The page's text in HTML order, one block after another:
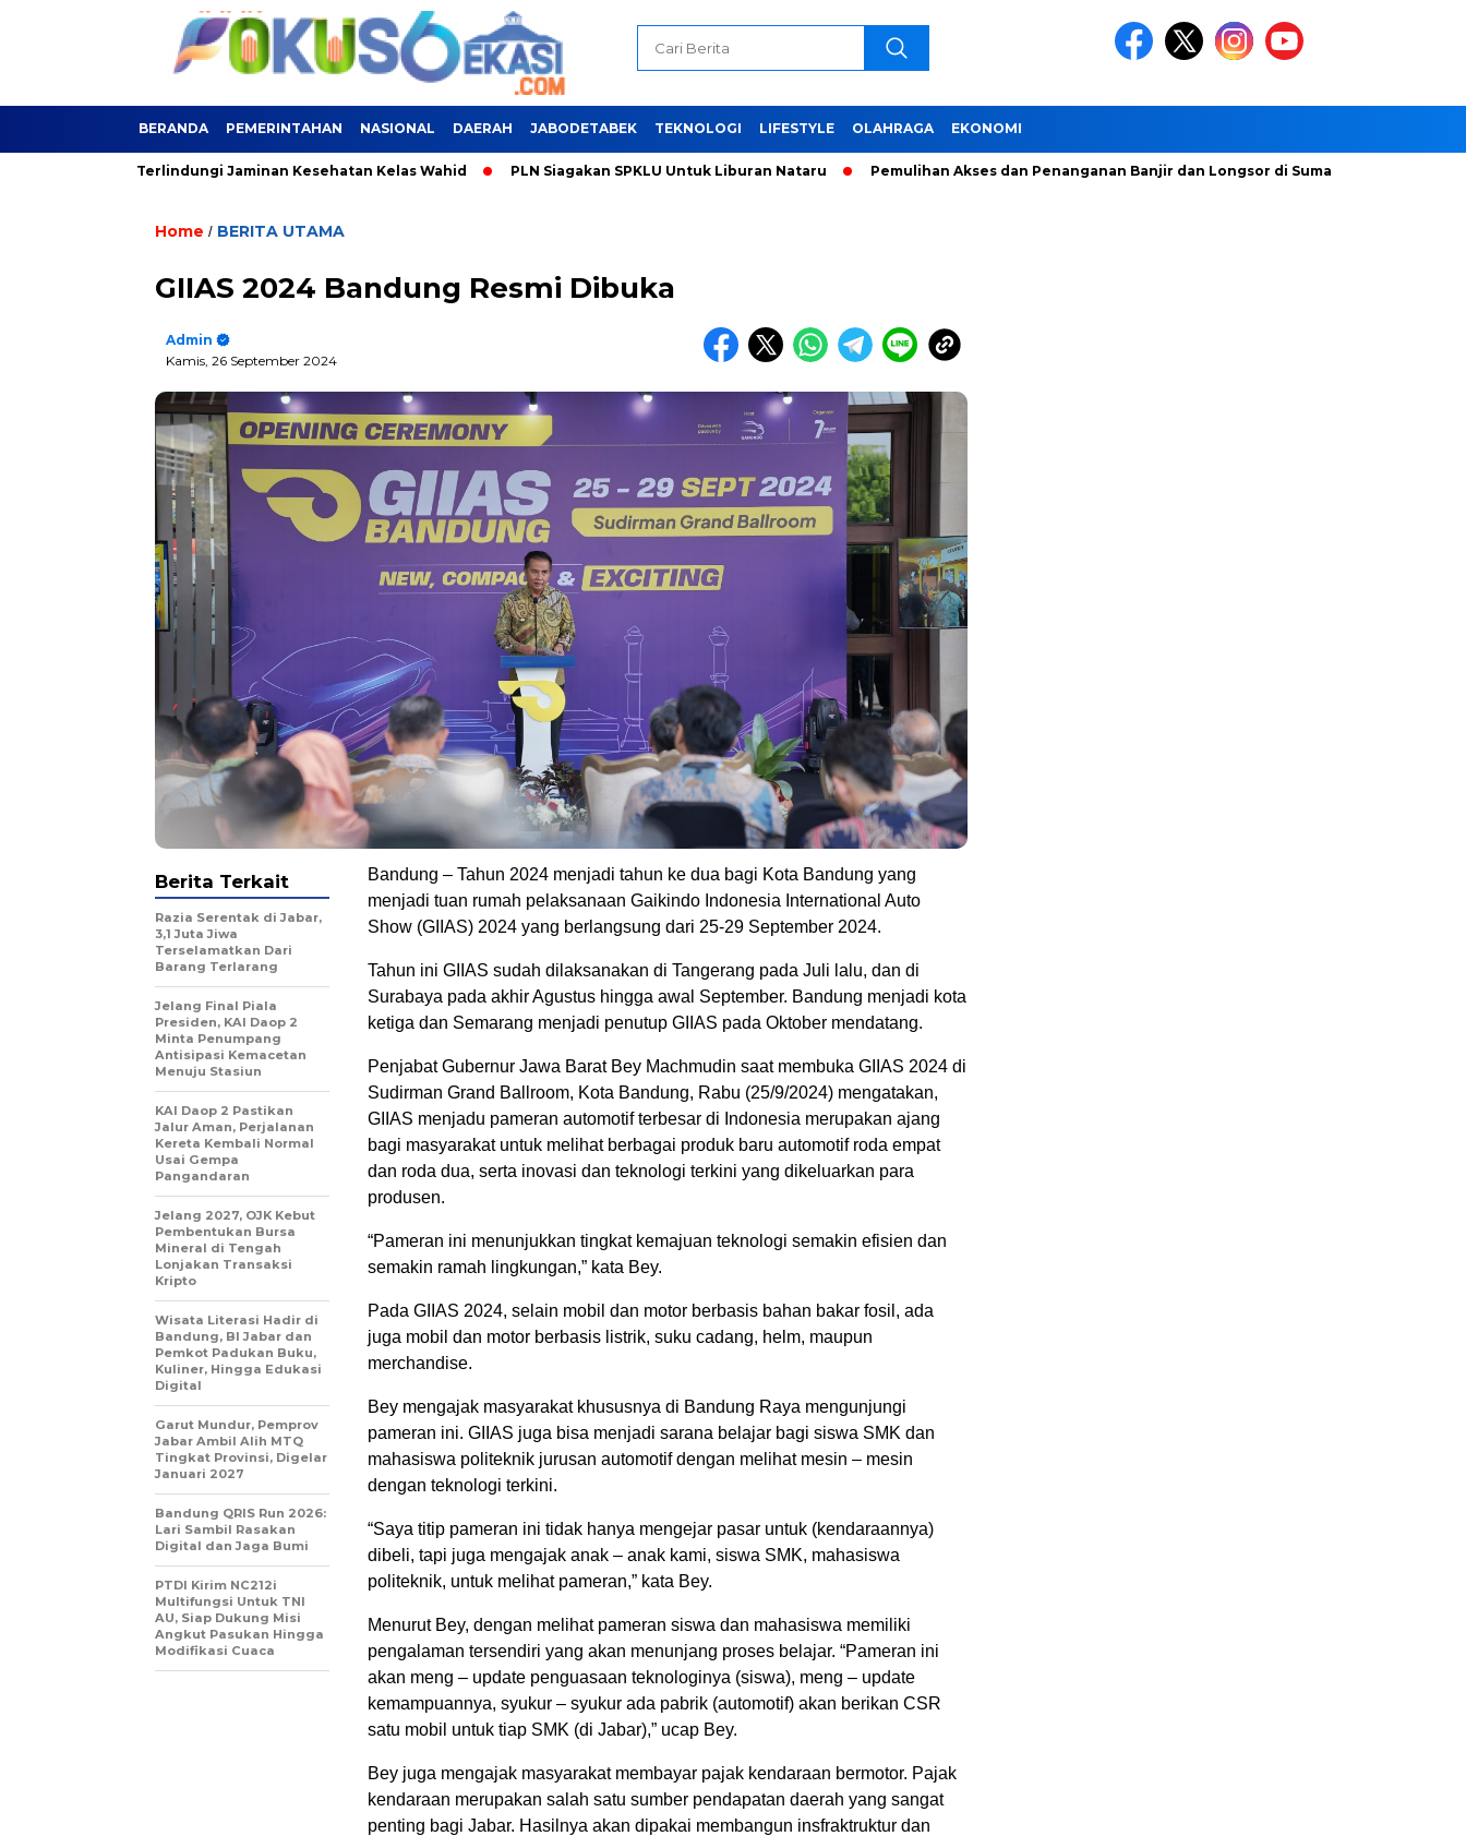
BERANDA PEMERINTAHAN NASIONAL DAERAH JABODETABEK TEKNOLOGI LIFESTYLE OLAHRAGA EKONOMI
Kini Terlindungi Jaminan Kesehatan Kelas Wahid PLN Siagakan SPKLU Untuk Liburan Nataru Pemulihan Akses dan Penanganan Banjir dan Longsor di Sumatera Utara Dipercepat
Home / BERITA UTAMA
GIIAS 2024 Bandung Resmi Dibuka
Admin
Kamis, 26 September 2024
Bandung – Tahun 2024 menjadi tahun ke dua bagi Kota Bandung yang
menjadi tuan rumah pelaksanaan Gaikindo Indonesia International Auto
Show (GIIAS) 2024 yang berlangsung dari 25-29 September 2024.
Tahun ini GIIAS sudah dilaksanakan di Tangerang pada Juli lalu, dan di
Surabaya pada akhir Agustus hingga awal September. Bandung menjadi kota
ketiga dan Semarang menjadi penutup GIIAS pada Oktober mendatang.
Penjabat Gubernur Jawa Barat Bey Machmudin saat membuka GIIAS 2024 di
Sudirman Grand Ballroom, Kota Bandung, Rabu (25/9/2024) mengatakan,
GIIAS menjadu pameran automotif terbesar di Indonesia merupakan ajang
bagi masyarakat untuk melihat berbagai produk baru automotif roda empat
dan roda dua, serta inovasi dan teknologi terkini yang dikeluarkan para
produsen.
“Pameran ini menunjukkan tingkat kemajuan teknologi semakin efisien dan
semakin ramah lingkungan,” kata Bey.
Pada GIIAS 2024, selain mobil dan motor berbasis bahan bakar fosil, ada
juga mobil dan motor berbasis listrik, suku cadang, helm, maupun
merchandise.
Bey mengajak masyarakat khususnya di Bandung Raya mengunjungi
pameran ini. GIIAS juga bisa menjadi sarana belajar bagi siswa SMK dan
mahasiswa politeknik jurusan automotif dengan melihat mesin – mesin
dengan teknologi terkini.
“Saya titip pameran ini tidak hanya mengejar pasar untuk (kendaraannya)
dibeli, tapi juga mengajak anak – anak kami, siswa SMK, mahasiswa
politeknik, untuk melihat pameran,” kata Bey.
Menurut Bey, dengan melihat pameran siswa dan mahasiswa memiliki
pengalaman tersendiri yang akan menunjang proses belajar. “Pameran ini
akan meng – update penguasaan teknologinya (siswa), meng – update
kemampuannya, syukur – syukur ada pabrik (automotif) akan berikan CSR
satu mobil untuk tiap SMK (di Jabar),” ucap Bey.
Bey juga mengajak masyarakat membayar pajak kendaraan bermotor. Pajak
kendaraan merupakan salah satu sumber pendapatan daerah yang sangat
penting bagi Jabar. Hasilnya akan dipakai membangun insfraktruktur dan
Berita Terkait
Razia Serentak di Jabar,
3,1 Juta Jiwa
Terselamatkan Dari
Barang Terlarang
Jelang Final Piala
Presiden, KAI Daop 2
Minta Penumpang
Antisipasi Kemacetan
Menuju Stasiun
KAI Daop 2 Pastikan
Jalur Aman, Perjalanan
Kereta Kembali Normal
Usai Gempa
Pangandaran
Jelang 2027, OJK Kebut
Pembentukan Bursa
Mineral di Tengah
Lonjakan Transaksi
Kripto
Wisata Literasi Hadir di
Bandung, BI Jabar dan
Pemkot Padukan Buku,
Kuliner, Hingga Edukasi
Digital
Garut Mundur, Pemprov
Jabar Ambil Alih MTQ
Tingkat Provinsi, Digelar
Januari 2027
Bandung QRIS Run 2026:
Lari Sambil Rasakan
Digital dan Jaga Bumi
PTDI Kirim NC212i
Multifungsi Untuk TNI
AU, Siap Dukung Misi
Angkut Pasukan Hingga
Modifikasi Cuaca